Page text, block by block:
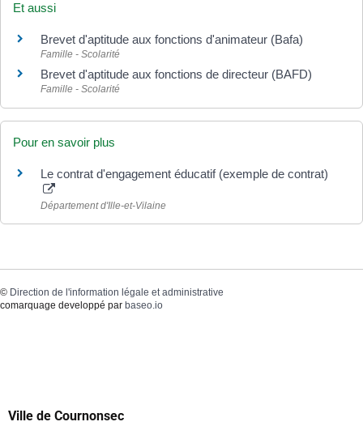
Et aussi
Brevet d'aptitude aux fonctions d'animateur (Bafa)
Famille - Scolarité
Brevet d'aptitude aux fonctions de directeur (BAFD)
Famille - Scolarité
Pour en savoir plus
Le contrat d'engagement éducatif (exemple de contrat)
Département d'Ille-et-Vilaine
© Direction de l'information légale et administrative
comarquage developpé par baseo.io
Ville de Cournonsec